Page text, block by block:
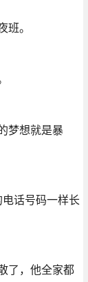
。
梦想就是暴
话号码一样长
了，他全家都